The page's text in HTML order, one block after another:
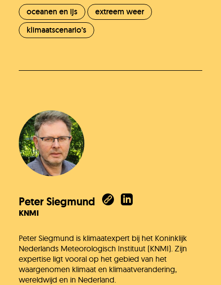
oceanen en ijs
extreem weer
klimaatscenario’s
Peter Siegmund
KNMI
Peter Siegmund is klimaatexpert bij het Koninklijk
Nederlands Meteorologisch Instituut (KNMI). Zijn
expertise ligt vooral op het gebied van het
waargenomen klimaat en klimaatverandering,
wereldwijd en in Nederland.